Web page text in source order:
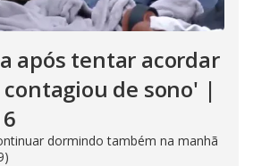
após tentar acordar
contagiou de sono' |
dormindo também na manhã